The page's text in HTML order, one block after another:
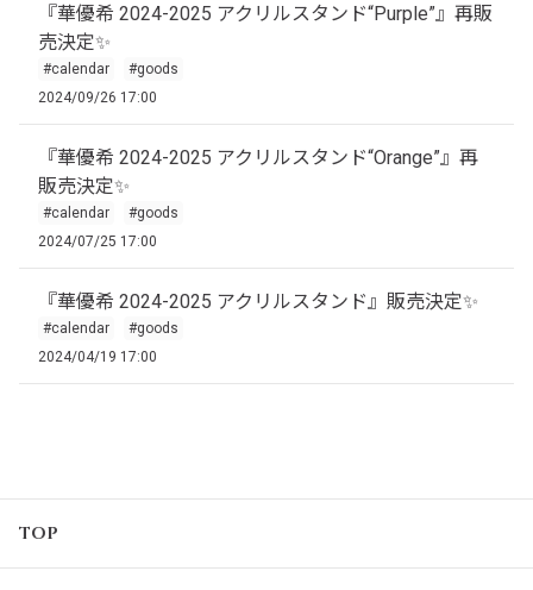
『華優希 2024-2025 アクリルスタンド“Purple”』再販
売決定✨
#calendar
#goods
2024/09/26 17:00
『華優希 2024-2025 アクリルスタンド“Orange”』再
販売決定✨
#calendar
#goods
2024/07/25 17:00
『華優希 2024-2025 アクリルスタンド』販売決定✨
#calendar
#goods
2024/04/19 17:00
TOP